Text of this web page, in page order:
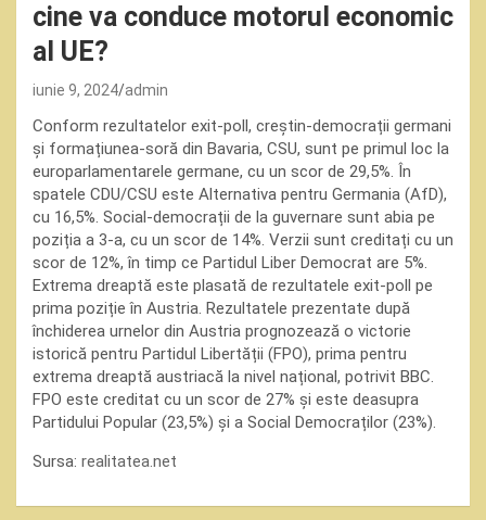
cine va conduce motorul economic
al UE?
iunie 9, 2024 admin
Conform rezultatelor exit-poll, creștin-democrații germani
și formațiunea-soră din Bavaria, CSU, sunt pe primul loc la
europarlamentarele germane, cu un scor de 29,5%. În
spatele CDU/CSU este Alternativa pentru Germania (AfD),
cu 16,5%. Social-democrații de la guvernare sunt abia pe
poziția a 3-a, cu un scor de 14%. Verzii sunt creditați cu un
scor de 12%, în timp ce Partidul Liber Democrat are 5%.
Extrema dreaptă este plasată de rezultatele exit-poll pe
prima poziție în Austria. Rezultatele prezentate după
închiderea urnelor din Austria prognozează o victorie
istorică pentru Partidul Libertății (FPO), prima pentru
extrema dreaptă austriacă la nivel național, potrivit BBC.
FPO este creditat cu un scor de 27% și este deasupra
Partidului Popular (23,5%) și a Social Democraților (23%).
Sursa: realitatea.net